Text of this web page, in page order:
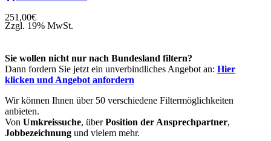
251,00€
Zzgl. 19% MwSt.
Sie wollen nicht nur nach Bundesland filtern?
Dann fordern Sie jetzt ein unverbindliches Angebot an: Hier
klicken und Angebot anfordern
Wir können Ihnen über 50 verschiedene Filtermöglichkeiten
anbieten.
Von Umkreissuche, überPosition der Ansprechpartner,
Jobbezeichnung und vielem mehr.